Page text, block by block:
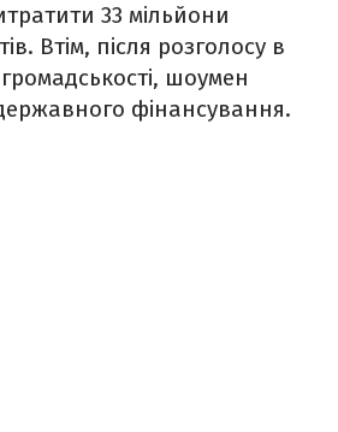
33 мільйони
Втім, після розголосу в
шоумен
фінансування.